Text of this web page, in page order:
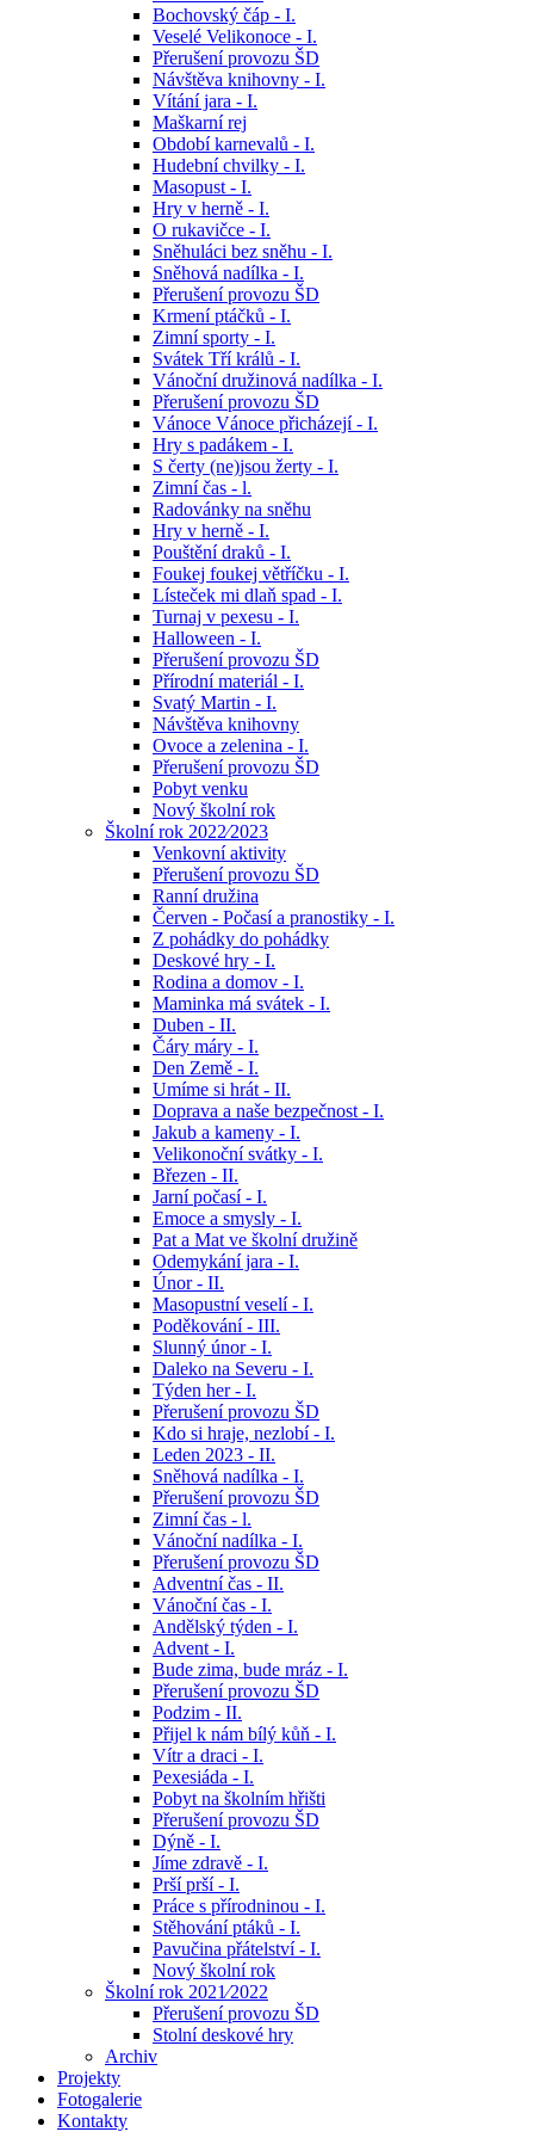
Bochovský čáp - I.
Veselé Velikonoce - I.
Přerušení provozu ŠD
Návštěva knihovny - I.
Vítání jara - I.
Maškarní rej
Období karnevalů - I.
Hudební chvilky - I.
Masopust - I.
Hry v herně - I.
O rukavičce - I.
Sněhuláci bez sněhu - I.
Sněhová nadílka - I.
Přerušení provozu ŠD
Krmení ptáčků - I.
Zimní sporty - I.
Svátek Tří králů - I.
Vánoční družinová nadílka - I.
Přerušení provozu ŠD
Vánoce Vánoce přicházejí - I.
Hry s padákem - I.
S čerty (ne)jsou žerty - I.
Zimní čas - l.
Radovánky na sněhu
Hry v herně - I.
Pouštění draků - I.
Foukej foukej větříčku - I.
Lísteček mi dlaň spad - I.
Turnaj v pexesu - I.
Halloween - I.
Přerušení provozu ŠD
Přírodní materiál - I.
Svatý Martin - I.
Návštěva knihovny
Ovoce a zelenina - I.
Přerušení provozu ŠD
Pobyt venku
Nový školní rok
Školní rok 2022⁄2023
Venkovní aktivity
Přerušení provozu ŠD
Ranní družina
Červen - Počasí a pranostiky - I.
Z pohádky do pohádky
Deskové hry - I.
Rodina a domov - I.
Maminka má svátek - I.
Duben - II.
Čáry máry - I.
Den Země - I.
Umíme si hrát - II.
Doprava a naše bezpečnost - I.
Jakub a kameny - I.
Velikonoční svátky - I.
Březen - II.
Jarní počasí - I.
Emoce a smysly - I.
Pat a Mat ve školní družině
Odemykání jara - I.
Únor - II.
Masopustní veselí - I.
Poděkování - III.
Slunný únor - I.
Daleko na Severu - I.
Týden her - I.
Přerušení provozu ŠD
Kdo si hraje, nezlobí - I.
Leden 2023 - II.
Sněhová nadílka - I.
Přerušení provozu ŠD
Zimní čas - l.
Vánoční nadílka - I.
Přerušení provozu ŠD
Adventní čas - II.
Vánoční čas - I.
Andělský týden - I.
Advent - I.
Bude zima, bude mráz - I.
Přerušení provozu ŠD
Podzim - II.
Přijel k nám bílý kůň - I.
Vítr a draci - I.
Pexesiáda - I.
Pobyt na školním hřišti
Přerušení provozu ŠD
Dýně - I.
Jíme zdravě - I.
Prší prší - I.
Práce s přírodninou - I.
Stěhování ptáků - I.
Pavučina přátelství - I.
Nový školní rok
Školní rok 2021⁄2022
Přerušení provozu ŠD
Stolní deskové hry
Archiv
Projekty
Fotogalerie
Kontakty